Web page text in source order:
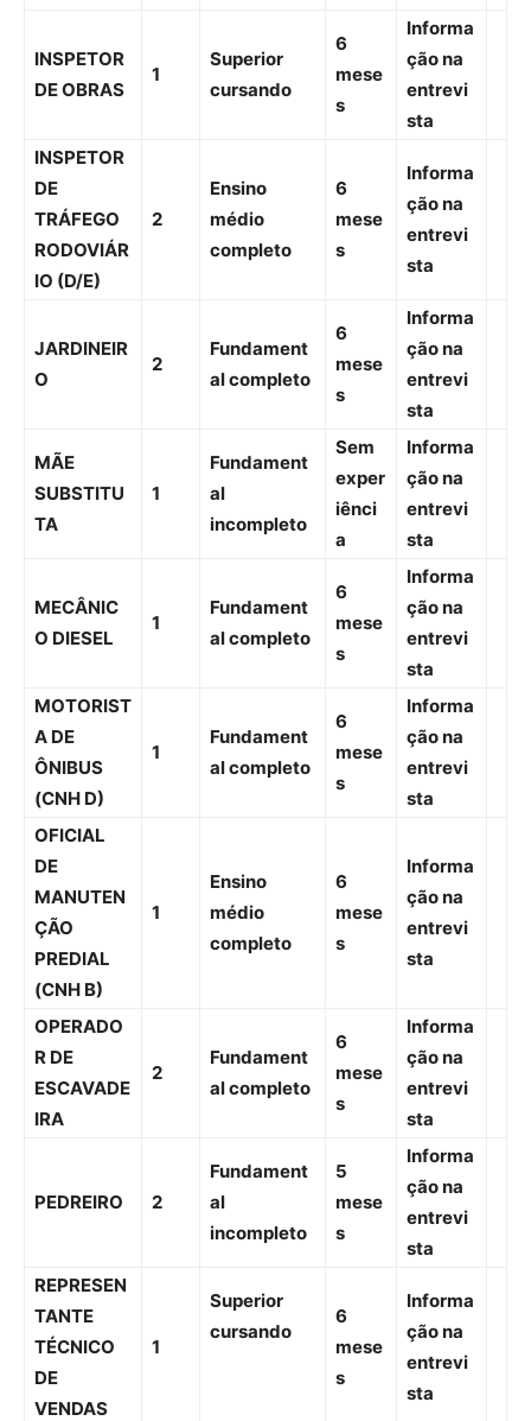
INSPETOR
DE OBRAS
1
Superior
cursando
6
mese
s
Informa
ção na
entrevi
sta
INSPETOR
DE
TRÁFEGO
RODOVIÁR
IO (D/E)
2
Ensino
médio
completo
6
mese
s
Informa
ção na
entrevi
sta
JARDINEIR
O
2
Fundament
al completo
6
mese
s
Informa
ção na
entrevi
sta
MÃE
SUBSTITU
TA
1
Fundament
al
incompleto
Sem
exper
iênci
a
Informa
ção na
entrevi
sta
MECÂNIC
O DIESEL
1
Fundament
al completo
6
mese
s
Informa
ção na
entrevi
sta
MOTORIST
A DE
ÔNIBUS
(CNH D)
1
Fundament
al completo
6
mese
s
Informa
ção na
entrevi
sta
OFICIAL
DE
MANUTEN
ÇÃO
PREDIAL
(CNH B)
1
Ensino
médio
completo
6
mese
s
Informa
ção na
entrevi
sta
OPERADO
R DE
ESCAVADE
IRA
2
Fundament
al completo
6
mese
s
Informa
ção na
entrevi
sta
PEDREIRO 2
Fundament
al
incompleto
5
mese
s
Informa
ção na
entrevi
sta
REPRESEN
TANTE
TÉCNICO
DE
VENDAS
1
Superior
cursando
6
mese
s
Informa
ção na
entrevi
sta